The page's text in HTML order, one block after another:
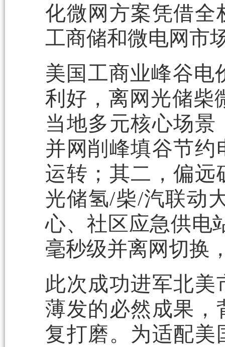
化微网方案凭借全
工商储和微电网市
美国工商业峰谷电
利好，离网光储柴
当地多元核心场
并网削峰填谷节
运转；其二，偏远
光储氢/柴/汽联动
心、社区应急供电
毫秒级并离网切换
此次成功进军北
薄发的必然成果，
复打磨。为适配美